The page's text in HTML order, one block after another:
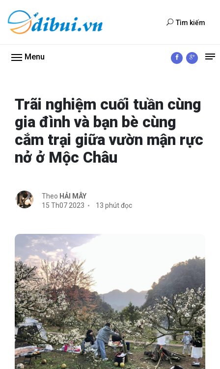
Tìm kiếm
Menu
Trãi nghiệm cuối tuần cùng
gia đình và bạn bè cùng
cắm trại giữa vườn mận rực
nở ở Mộc Châu
Theo HẢI MÂY
15 Th07 2023
13 phút đọc